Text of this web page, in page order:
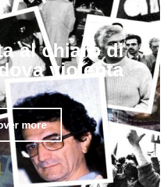
al chiaro di
violenta
more